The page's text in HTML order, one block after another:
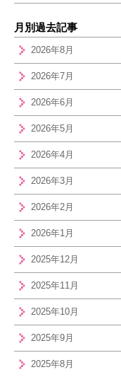
月別過去記事
2026年8月
2026年7月
2026年6月
2026年5月
2026年4月
2026年3月
2026年2月
2026年1月
2025年12月
2025年11月
2025年10月
2025年9月
2025年8月